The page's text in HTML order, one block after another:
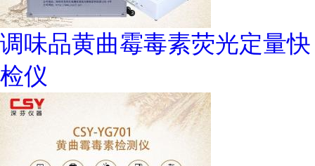
调味品黄曲霉毒素荧光定量快
检仪